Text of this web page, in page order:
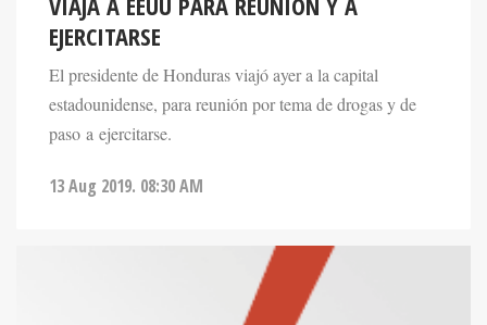
EJERCITARSE
El presidente de Honduras viajó ayer a la capital
estadounidense, para reunión por tema de drogas y de
paso a ejercitarse.
13 Aug 2019. 08:30 AM